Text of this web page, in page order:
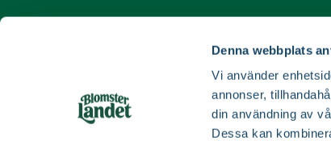
Denna webbplats
Vi använder
annonser,
din användning av
Dessa kan